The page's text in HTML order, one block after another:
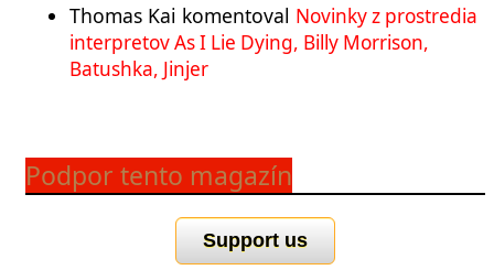
Thomas Kai komentoval Novinky z prostredia
interpretov As I Lie Dying, Billy Morrison,
Batushka, Jinjer
Podpor tento magazín
Support us